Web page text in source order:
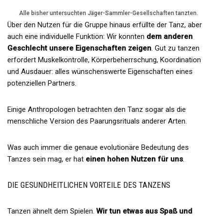
Alle bisher untersuchten Jäger-Sammler-Gesellschaften tanzten.
Über den Nutzen für die Gruppe hinaus erfüllte der Tanz, aber
auch eine individuelle Funktion: Wir konnten dem anderen
Geschlecht unsere Eigenschaften zeigen. Gut zu tanzen
erfordert Muskelkontrolle, Körperbeherrschung, Koordination
und Ausdauer: alles wünschenswerte Eigenschaften eines
potenziellen Partners.
Einige Anthropologen betrachten den Tanz sogar als die
menschliche Version des Paarungsrituals anderer Arten.
Was auch immer die genaue evolutionäre Bedeutung des
Tanzes sein mag, er hat einen hohen Nutzen für uns.
DIE GESUNDHEITLICHEN VORTEILE DES TANZENS
Tanzen ähnelt dem Spielen. Wir tun etwas aus Spaß und